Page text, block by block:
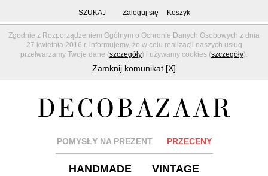
Zgodnie z Rozporządzeniem Ogólnym o Ochronie Danych Osobowych z dnia
27 kwietnia 2016 r. informujemy, że w celu realizacji naszych usług
przetwarzamy Twoje dane (szczegóły) i używamy cookies (szczegóły).
Zamknij komunikat [X]
SZUKAJ Zaloguj się Koszyk
POMYSŁY NA PREZENT PRZECENY
HANDMADE VINTAGE